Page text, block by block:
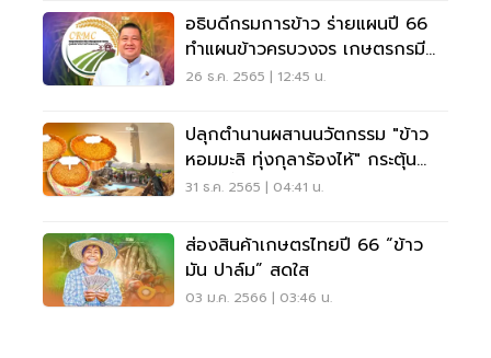
อธิบดีกรมการข้าว ร่ายแผนปี 66
ทำแผนข้าวครบวงจร เกษตรกรมี
ส่วนร่วม
26 ธ.ค. 2565 | 12:45 น.
ปลุกตำนานผสานนวัตกรรม "ข้าว
หอมมะลิ ทุ่งกุลาร้องไห้" กระตุ้น
กำลังซื้อ
31 ธ.ค. 2565 | 04:41 น.
ส่องสินค้าเกษตรไทยปี 66 “ข้าว
มัน ปาล์ม” สดใส
03 ม.ค. 2566 | 03:46 น.